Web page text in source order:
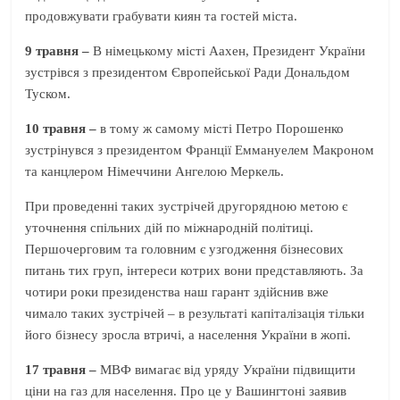
продовжувати грабувати киян та гостей міста.
9 травня –В німецькому місті Аахен, Президент України
зустрівся з президентом Європейської Ради Дональдом
Туском.
10 травня –в тому ж самому місті Петро Порошенко
зустрінувся з президентом Франції Еммануелем Макроном
та канцлером Німеччини Ангелою Меркель.
При проведенні таких зустрічей другорядною метою є
уточнення спільних дій по міжнародній політиці.
Першочерговим та головним є узгодження бізнесових
питань тих груп, інтереси котрих вони представляють. За
чотири роки президенства наш гарант здійснив вже
чимало таких зустрічей – в результаті капіталізація тільки
його бізнесу зросла втричі, а населення України в жопі.
17 травня –МВФ вимагає від уряду України підвищити
ціни на газ для населення. Про це у Вашингтоні заявив